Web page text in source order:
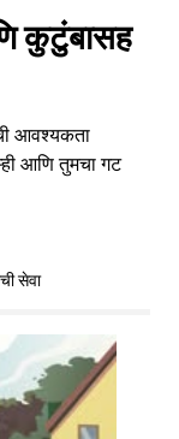
कुटुंबासह
आवश्यकता
आणि तुमचा गट
सेवा